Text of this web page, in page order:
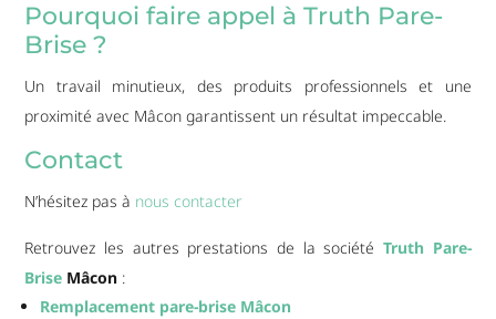
Pourquoi faire appel à Truth Pare-
Brise ?
Un travail minutieux, des produits professionnels et une
proximité avec Mâcon garantissent un résultat impeccable.
Contact
N’hésitez pas à nous contacter
Retrouvez les autres prestations de la société Truth Pare-
Brise Mâcon :
Remplacement pare-brise Mâcon